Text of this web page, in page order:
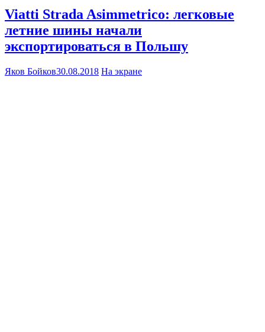
Viatti Strada Asimmetrico: легковые
летние шины начали
экспортироваться в Польшу
Яков Бойков30.08.2018 На экране